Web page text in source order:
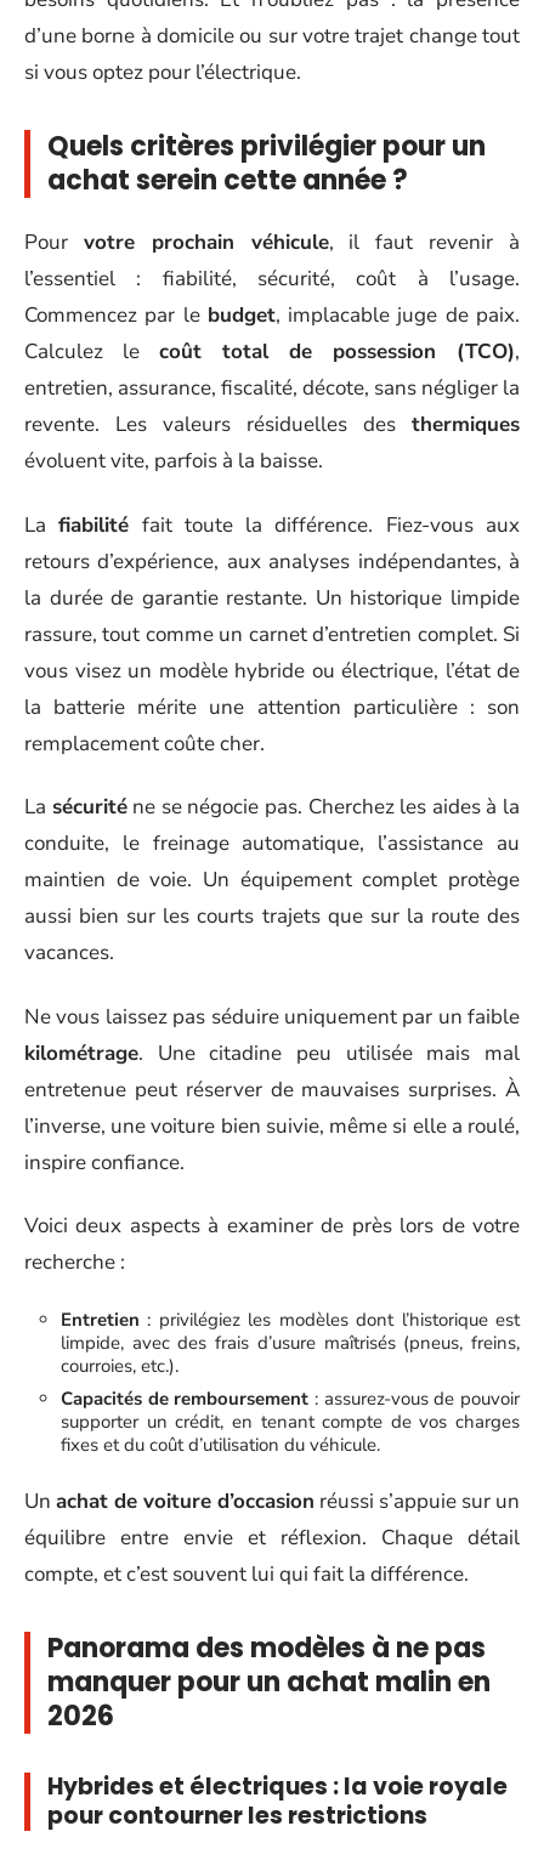
d’une borne à domicile ou sur votre trajet change tout
si vous optez pour l’électrique.
Quels critères privilégier pour un
achat serein cette année ?
Pour votre prochain véhicule, il faut revenir à
l’essentiel : fiabilité, sécurité, coût à l’usage.
Commencez par le budget, implacable juge de paix.
Calculez le coût total de possession (TCO),
entretien, assurance, fiscalité, décote, sans négliger la
revente. Les valeurs résiduelles des thermiques
évoluent vite, parfois à la baisse.
Lafiabilité fait toute la différence. Fiez-vous aux
retours d’expérience, aux analyses indépendantes, à
la durée de garantie restante. Un historique limpide
rassure, tout comme un carnet d’entretien complet. Si
vous visez un modèle hybride ou électrique, l’état de
la batterie mérite une attention particulière : son
remplacement coûte cher.
La sécuriténe se négocie pas. Cherchez les aides à la
conduite, le freinage automatique, l’assistance au
maintien de voie. Un équipement complet protège
aussi bien sur les courts trajets que sur la route des
vacances.
Ne vous laissez pas séduire uniquement par un faible
kilométrage. Une citadine peu utilisée mais mal
entretenue peut réserver de mauvaises surprises. À
l’inverse, une voiture bien suivie, même si elle a roulé,
inspire confiance.
Voici deux aspects à examiner de près lors de votre
recherche :
Entretien : privilégiez les modèles dont l’historique est
limpide, avec des frais d’usure maîtrisés (pneus, freins,
courroies, etc.).
Capacités de remboursement : assurez-vous de pouvoir
supporter un crédit, en tenant compte de vos charges
fixes et du coût d’utilisation du véhicule.
Un achat de voiture d’occasion réussi s’appuie sur un
équilibre entre envie et réflexion. Chaque détail
compte, et c’est souvent lui qui fait la différence.
Panorama des modèles à ne pas
manquer pour un achat malin en
2026
Hybrides et électriques : la voie royale
pour contourner les restrictions